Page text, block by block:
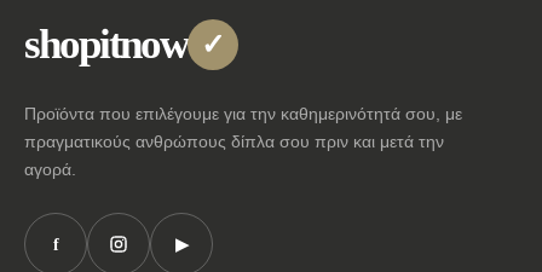
shopitnow ✓
Προϊόντα που επιλέγουμε για την καθημερινότητά σου, με
πραγματικούς ανθρώπους δίπλα σου πριν και μετά την
αγορά.
f ▶